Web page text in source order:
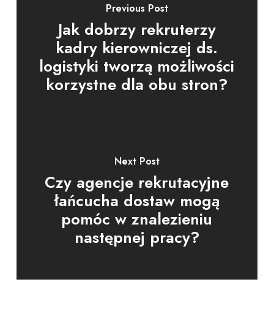
Previous Post
Jak dobrzy rekruterzy
kadry kierowniczej ds.
logistyki tworzą możliwości
korzystne dla obu stron?
Next Post
Czy agencje rekrutacyjne
łańcucha dostaw mogą
pomóc w znalezieniu
następnej pracy?